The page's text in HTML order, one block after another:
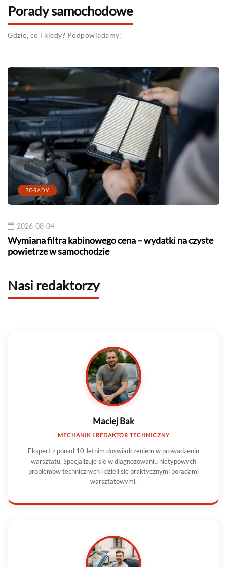
Porady samochodowe
Gdzie, co i kiedy? Podpowiadamy!
PORADY
2026-08-04
Wymiana filtra kabinowego cena – wydatki na czyste
powietrze w samochodzie
Nasi redaktorzy
Maciej Bak
MECHANIK I REDAKTOR TECHNICZNY
Ekspert z ponad 10-letnim doswiadczeniem w prowadzeniu
warsztatu. Specjalizuje sie w diagnozowaniu nietypowych
problemow technicznych i dzieli sie praktycznymi poradami
warsztatowymi.